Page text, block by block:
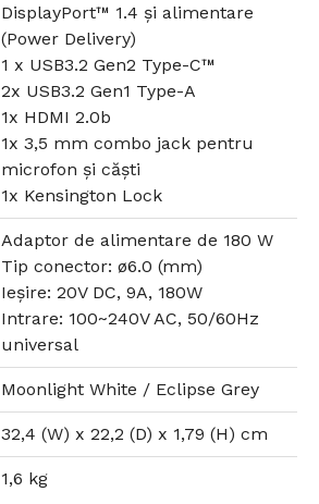
DisplayPort™ 1.4 și alimentare
(Power Delivery)
1 x USB3.2 Gen2 Type-C™
2x USB3.2 Gen1 Type-A
1x HDMI 2.0b
1x 3,5 mm combo jack pentru
microfon și căști
1x Kensington Lock
Adaptor de alimentare de 180 W
Tip conector: ø6.0 (mm)
Ieșire: 20V DC, 9A, 180W
Intrare: 100~240V AC, 50/60Hz
universal
Moonlight White / Eclipse Grey
32,4 (W) x 22,2 (D) x 1,79 (H) cm
1,6 kg